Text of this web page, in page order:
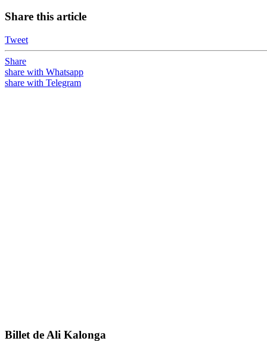
Share this article
Tweet
Share
share with Whatsapp
share with Telegram
Billet de Ali Kalonga